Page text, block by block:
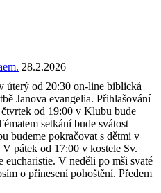
28.2.2026
úterý od 20:30 on-line biblická
Janova evangelia. Přihlašování
od 19:00 v Klubu bude
setkání bude svátost
budeme pokračovat s dětmi v
pátek od 17:00 v kostele Sv.
eucharistie. V neděli po mši svaté
o přinesení pohoštění. Předem